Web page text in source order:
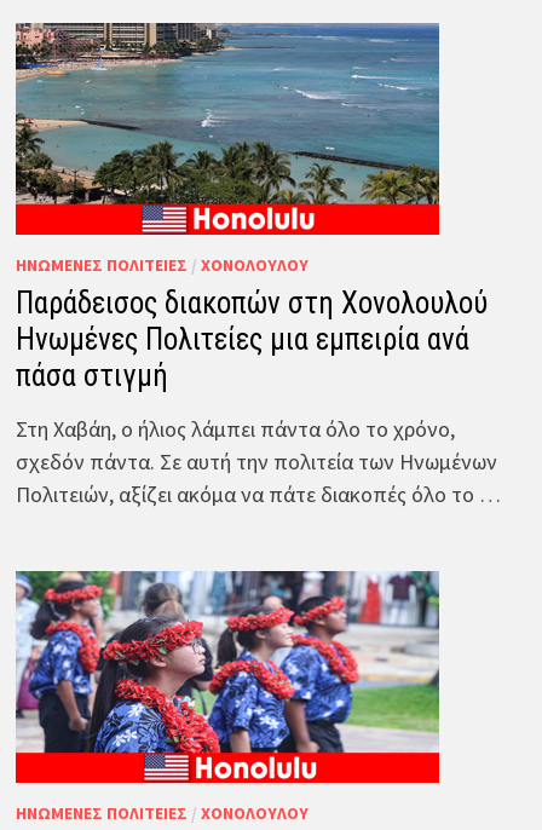
ΗΝΩΜΈΝΕΣ ΠΟΛΙΤΕΊΕΣ / ΧΟΝΟΛΟΎΛΟΥ
Παράδεισος διακοπών στη Χονολουλού
Ηνωμένες Πολιτείες μια εμπειρία ανά
πάσα στιγμή
Στη Χαβάη, ο ήλιος λάμπει πάντα όλο το χρόνο,
σχεδόν πάντα. Σε αυτή την πολιτεία των Ηνωμένων
Πολιτειών, αξίζει ακόμα να πάτε διακοπές όλο το …
ΗΝΩΜΈΝΕΣ ΠΟΛΙΤΕΊΕΣ / ΧΟΝΟΛΟΎΛΟΥ